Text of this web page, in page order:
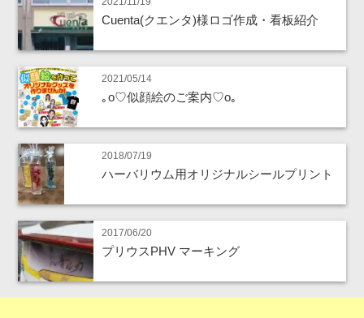
Cuenta(クエンタ)様ロゴ作成・看板紹介
2021/05/14
｡o♡似顔絵のご案内♡o｡
2018/07/19
ハーバリウム用オリジナルシールプリント
2017/06/20
プリウスPHV マーキング